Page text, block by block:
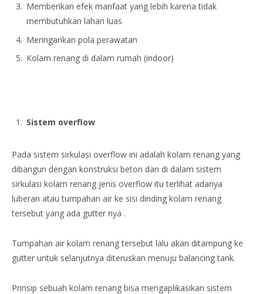
Memberikan efek manfaat yang lebih karena tidak
membutuhkan lahan luas
Meringankan pola perawatan
Kolam renang di dalam rumah (indoor)
Sistem overflow
Pada sistem sirkulasi overflow ini adalah kolam renang yang
dibangun dengan konstruksi beton dan di dalam sistem
sirkulasi kolam renang jenis overflow itu terlihat adanya
luberan atau tumpahan air ke sisi dinding kolam renang
tersebut yang ada gutter nya .
Tumpahan air kolam renang tersebut lalu akan ditampung ke
gutter untuk selanjutnya diteruskan menuju balancing tank.
Prinsip sebuah kolam renang bisa mengaplikasikan sistem